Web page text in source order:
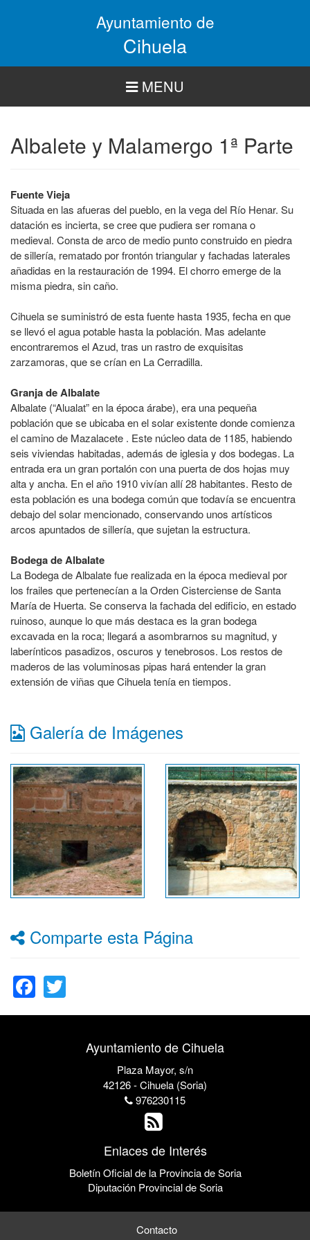
Ayuntamiento de
Cihuela
MENU
Albalete y Malamergo 1ª Parte
Fuente Vieja
Situada en las afueras del pueblo, en la vega del Río Henar. Su
datación es incierta, se cree que pudiera ser romana o
medieval. Consta de arco de medio punto construido en piedra
de sillería, rematado por frontón triangular y fachadas laterales
añadidas en la restauración de 1994. El chorro emerge de la
misma piedra, sin caño.
Cihuela se suministró de esta fuente hasta 1935, fecha en que
se llevó el agua potable hasta la población. Mas adelante
encontraremos el Azud, tras un rastro de exquisitas
zarzamoras, que se crían en La Cerradilla.
Granja de Albalate
Albalate (“Alualat” en la época árabe), era una pequeña
población que se ubicaba en el solar existente donde comienza
el camino de Mazalacete . Este núcleo data de 1185, habiendo
seis viviendas habitadas, además de iglesia y dos bodegas. La
entrada era un gran portalón con una puerta de dos hojas muy
alta y ancha. En el año 1910 vivían allí 28 habitantes. Resto de
esta población es una bodega común que todavía se encuentra
debajo del solar mencionado, conservando unos artísticos
arcos apuntados de sillería, que sujetan la estructura.
Bodega de Albalate
La Bodega de Albalate fue realizada en la época medieval por
los frailes que pertenecían a la Orden Cisterciense de Santa
María de Huerta. Se conserva la fachada del edificio, en estado
ruinoso, aunque lo que más destaca es la gran bodega
excavada en la roca; llegará a asombrarnos su magnitud, y
laberínticos pasadizos, oscuros y tenebrosos. Los restos de
maderos de las voluminosas pipas hará entender la gran
extensión de viñas que Cihuela tenía en tiempos.
Galería de Imágenes
Comparte esta Página
Facebook
Ayuntamiento de Cihuela
Plaza Mayor, s/n
42126 - Cihuela (Soria)
976230115
Enlaces de Interés
Boletín Oficial de la Provincia de Soria
Diputación Provincial de Soria
Contacto